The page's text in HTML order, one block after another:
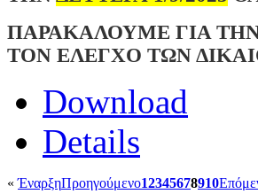
ΠΑΡΑΚΑΛΟΥΜΕ ΓΙΑ
ΤΟΝ ΕΛΕΓΧΟ ΤΩΝ
Download
Details
«ΈναρξηΠροηγούμενο12345678910